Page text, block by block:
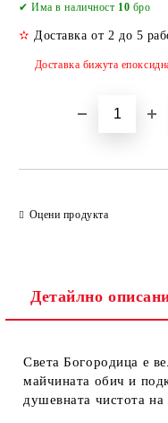
✔ Има в наличност 10 бро
✫ Доставка от 2 до 5
Доставка бижута
Оцени продукта
Детайлно
Света Богородица е
майчината обич и
душевната чистота на